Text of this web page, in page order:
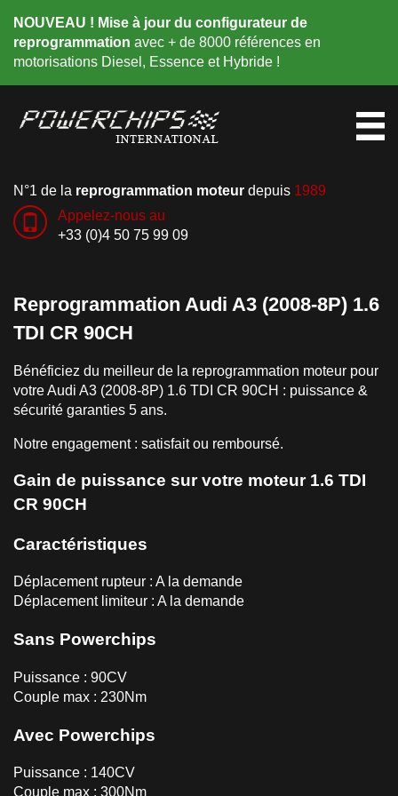
NOUVEAU ! Mise à jour du configurateur de
reprogrammation avec + de 8000 références en
motorisations Diesel, Essence et Hybride !
N°1 de la reprogrammation moteur depuis 1989
Appelez-nous au
+33 (0)4 50 75 99 09
Reprogrammation Audi A3 (2008-8P) 1.6
TDI CR 90CH
Bénéficiez du meilleur de la reprogrammation moteur pour
votre Audi A3 (2008-8P) 1.6 TDI CR 90CH : puissance &
sécurité garanties 5 ans.
Notre engagement : satisfait ou remboursé.
Gain de puissance sur votre moteur 1.6 TDI
CR 90CH
Caractéristiques
Déplacement rupteur : A la demande
Déplacement limiteur : A la demande
Sans Powerchips
Puissance : 90CV
Couple max : 230Nm
Avec Powerchips
Puissance : 140CV
Couple max : 300Nm